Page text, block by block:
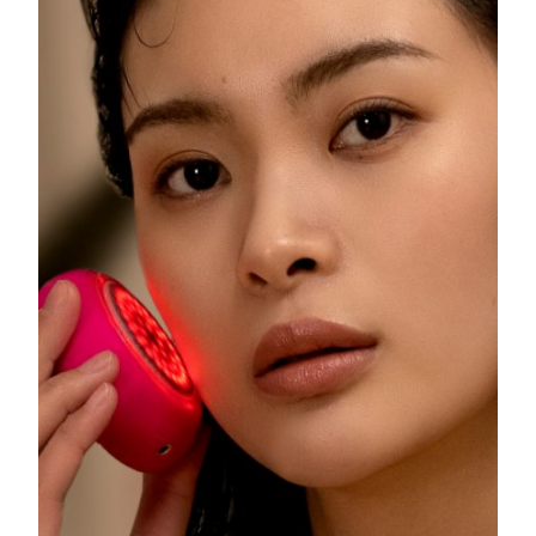
Израиль
Ожидаемая дата доставки
8/14/26
Италия
Ожидаемая дата доставки
Япония
Джерси
Ожидаемая дата доставки
Казахстан
Ожидаемая дата доставки
Кувейт
Ожидаемая дата доставки
8/10/26
Латвия
Ожидаемая дата доставки